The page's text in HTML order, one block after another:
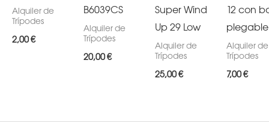
Alquiler de
Trípodes
2,00€
B6039CS
Alquiler de
Trípodes
20,00€
Super Wind
Up 29 Low
Alquiler de
Trípodes
25,00€
12 con
plegable
Alquiler de
Trípodes
7,00€